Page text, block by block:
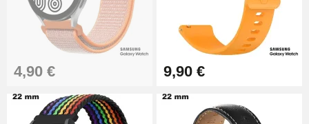
57,42 €
Pince Trou pour Bracelet de
10,90 €
4,90 € 9,90 €